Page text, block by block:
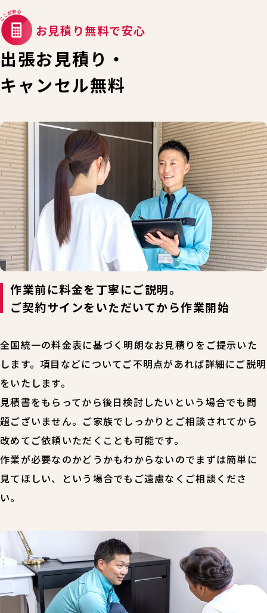
お見積り無料で安心
出張お見積り・
キャンセル無料
作業前に料金を丁寧にご説明。
ご契約サインをいただいてから作業開始
全国統一の料金表に基づく明朗なお見積りをご提示いた
します。項目などについてご不明点があれば詳細にご説明
をいたします。
見積書をもらってから後日検討したいという場合でも問
題ございません。ご家族でしっかりとご相談されてから
改めてご依頼いただくことも可能です。
作業が必要なのかどうかもわからないのでまずは簡単に
見てほしい、という場合でもご遠慮なくご相談くださ
い。